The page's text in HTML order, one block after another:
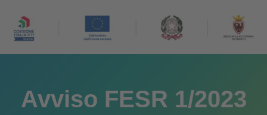
Avviso FESR 1/2023